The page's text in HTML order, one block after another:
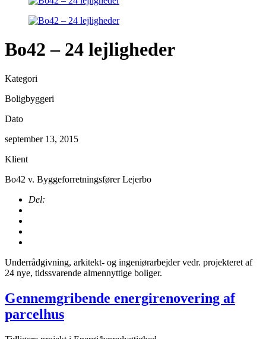
Bo42 – 24 lejligheder
Kategori
Boligbyggeri
Dato
september 13, 2015
Klient
Bo42 v. Byggeforretningsfører Lejerbo
Del:
Underrådgivning, arkitekt- og ingeniørarbejder vedr. projekteret af
24 nye, tidssvarende almennyttige boliger.
Gennemgribende energirenovering af
parcelhus